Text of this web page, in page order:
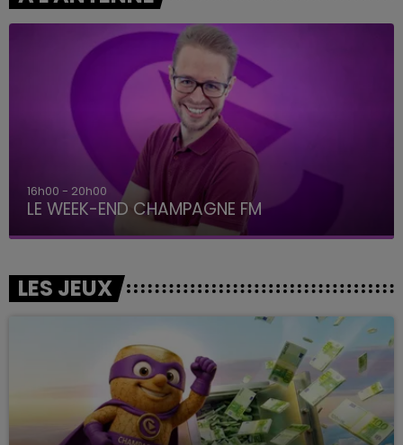
16h00 - 20h00
LE WEEK-END CHAMPAGNE FM
LES JEUX